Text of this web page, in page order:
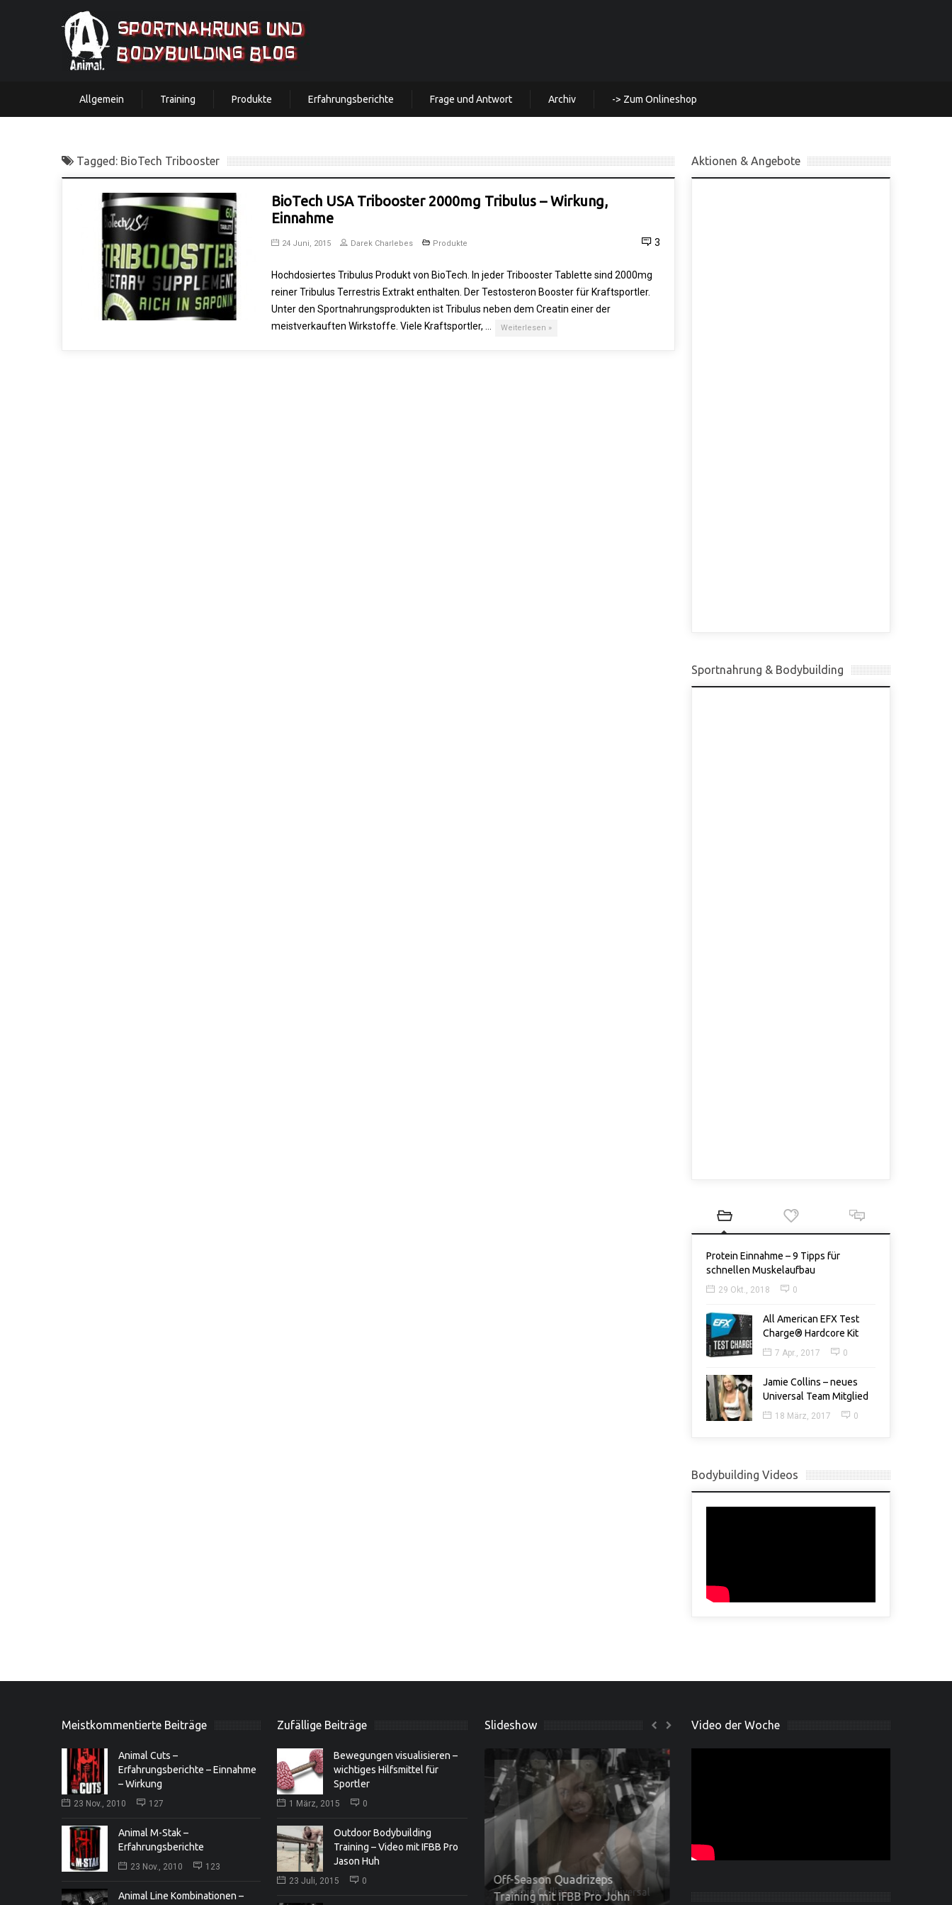
Allgemein Training Produkte Erfahrungsberichte Frage und Antwort Archiv -> Zum Onlineshop
Tagged: BioTech Tribooster
BioTech USA Tribooster 2000mg Tribulus – Wirkung,
Einnahme
24 Juni, 2015 Darek Charlebes Produkte 3
Hochdosiertes Tribulus Produkt von BioTech. In jeder Tribooster Tablette sind 2000mg
reiner Tribulus Terrestris Extrakt enthalten. Der Testosteron Booster für Kraftsportler.
Unter den Sportnahrungsprodukten ist Tribulus neben dem Creatin einer der
meistverkauften Wirkstoffe. Viele Kraftsportler, …
Weiterlesen »
Aktionen & Angebote
Sportnahrung & Bodybuilding
Protein Einnahme – 9 Tipps für
schnellen Muskelaufbau
29 Okt., 2018 0
All American EFX Test
Charge® Hardcore Kit
7 Apr., 2017 0
Jamie Collins – neues
Universal Team Mitglied
18 März, 2017 0
Bodybuilding Videos
Meistkommentierte Beiträge
Animal Cuts –
Erfahrungsberichte – Einnahme
– Wirkung
23 Nov., 2010 127
Animal M-Stak –
Erfahrungsberichte
23 Nov., 2010 123
Animal Line Kombinationen –
Zufällige Beiträge
Bewegungen visualisieren –
wichtiges Hilfsmittel für
Sportler
1 März, 2015 0
Outdoor Bodybuilding
Training – Video mit IFBB Pro
Jason Huh
23 Juli, 2015 0
Slideshow
All American EFX Test Charge®
Off-Season Quadrizeps
Training mit IFBB Pro John
Video der Woche